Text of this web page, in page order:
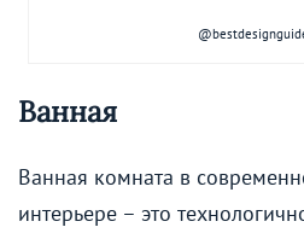
Ванная
Ванная комната в
интерьере – это